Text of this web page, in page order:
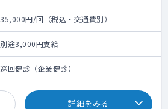
35,000円/回（税込・交通費別）
別途3,000円支給
巡回健診（企業健診）
詳細をみる